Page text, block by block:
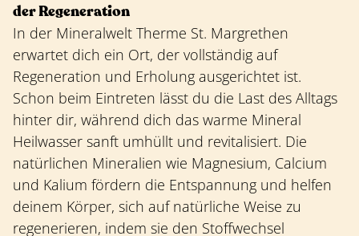
der Regeneration
In der Mineralwelt Therme St. Margrethen
erwartet dich ein Ort, der vollständig auf
Regeneration und Erholung ausgerichtet ist.
Schon beim Eintreten lässt du die Last des Alltags
hinter dir, während dich das warme Mineral
Heilwasser sanft umhüllt und revitalisiert. Die
natürlichen Mineralien wie Magnesium, Calcium
und Kalium fördern die Entspannung und helfen
deinem Körper, sich auf natürliche Weise zu
regenerieren, indem sie den Stoffwechsel